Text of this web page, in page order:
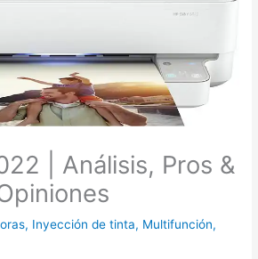
| Análisis, Pros &
, Inyección de tinta, Multifunción,